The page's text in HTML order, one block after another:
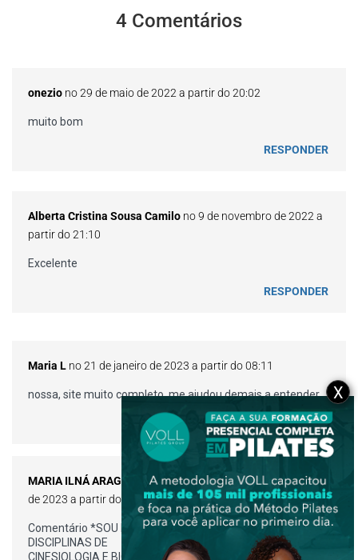
4 Comentários
onezio no 29 de maio de 2022 a partir do 20:02
muito bom
RESPONDER
Alberta Cristina Sousa Camilo no 9 de novembro de 2022 a
partir do 21:10
Excelente
RESPONDER
Maria L no 21 de janeiro de 2023 a partir do 08:11
nossa, site muito completo, me ajudou demais a entender
RESPONDER
MARIA ILNÁ ARAGÃO FURTADO CUNHAno 4 de dezembro
de 2023 a partir do 15:46
Comentário *SOU FISIOTERAPEUTA E LECIONO AS
DISCIPLINAS DE
CINESIOLOGIA E BIOMECÂNICA
X